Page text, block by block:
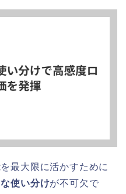
最大限に活かすために
使い分けが不可欠で